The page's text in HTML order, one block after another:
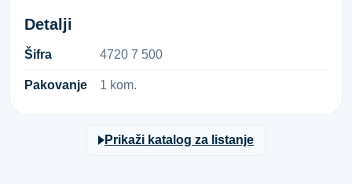
Detalji
Šifra 4​7​2​0​ ​7​ ​5​0​0​
Pakovanje 1 kom.
Prikaži katalog za listanje